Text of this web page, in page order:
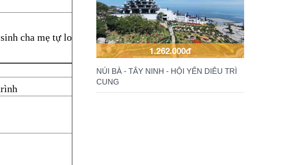
cha mẹ tự lo
1.262.000đ
NÚI BÀ - TÂY NINH - HỘI YẾN DIÊU TRÌ
CUNG